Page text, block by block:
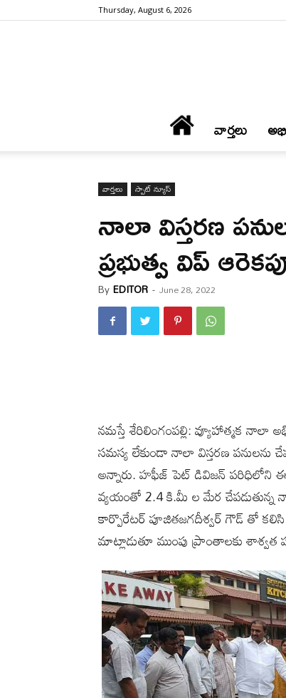
Thursday, August 6, 2026
వార్త‌లు
వార్త‌లు స్పాట్ న్యూస్
నాలా విస్తరణ
ప్రభుత్వ విప్
ByEDITOR - June 28, 2022
నమస్తే శేరిలింగంపల్లి: వ్యూహాత్మక నాలా
సమస్య లేకుండా నాలా విస్తరణ పనులను
అన్నారు. హఫీజ్ పెట్ డివిజన్ పరిధిలోని ఈర్ల
వ్యయంతో 2.4 కి.మీ ల మేర చేపడుతున్న
కార్పొరేటర్ పూజితజగదీశ్వర్ గౌడ్ తో
మాట్లాడుతూ ముంపు ప్రాంతాలకు శాశ్వత